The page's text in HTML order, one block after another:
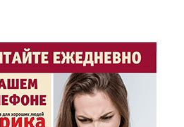
Час акима / Әкім